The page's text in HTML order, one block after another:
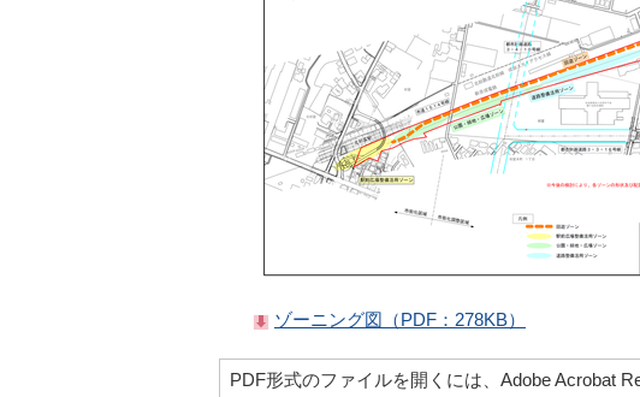
ゾーニング図（PDF：278KB）
PDF形式のファイルを開くには、Adobe Acrobat